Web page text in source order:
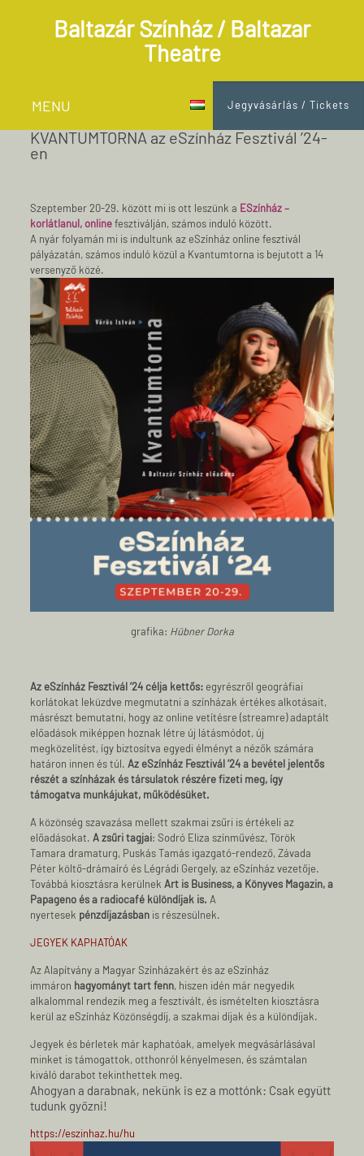
Baltazár Színház / Baltazar
Theatre
MENU Jegyvásárlás / Tickets
KVANTUMTORNA az eSzínház Fesztivál ’24-
en
Szeptember 20-29. között mi is ott leszünk a ESzínház –
korlátlanul, onlinefesztiválján, számos induló között.
A nyár folyamán mi is indultunk az eSzínház online fesztivál
pályázatán, számos induló közül a Kvantumtorna is bejutott a 14
versenyző közé.
grafika: Hübner Dorka
Az eSzínház Fesztivál ’24 célja kettős: egyrészről geográfiai
korlátokat leküzdve megmutatni a színházak értékes alkotásait,
másrészt bemutatni, hogy az online vetítésre (streamre) adaptált
előadások miképpen hoznak létre új látásmódot, új
megközelítést, így biztosítva egyedi élményt a nézők számára
határon innen és túl.Az eSzínház Fesztivál ’24 a bevétel jelentős
részét a színházak és társulatok részére fizeti meg, így
támogatva munkájukat, működésüket.
A közönség szavazása mellett szakmai zsűri is értékeli az
előadásokat.A zsűri tagjai: Sodró Eliza színművész, Török
Tamara dramaturg, Puskás Tamás igazgató-rendező, Závada
Péter költő-drámaíró és Légrádi Gergely, az eSzínház vezetője.
Továbbá kiosztásra kerülnekArt is Business, a Könyves Magazin, a
Papageno és a radiocafé különdíjak is. A
nyertesek pénzdíjazásban is részesülnek.
JEGYEK KAPHATÓAK
Az Alapítvány a Magyar Színházakért és az eSzínház
immáron hagyományt tart fenn, hiszen idén már negyedik
alkalommal rendezik meg a fesztivált, és ismételten kiosztásra
kerül az eSzínház Közönségdíj, a szakmai díjak és a különdíjak.
Jegyek és bérletek már kaphatóak, amelyek megvásárlásával
minket is támogattok, otthonról kényelmesen, és számtalan
kiváló darabot tekinthettek meg.
Ahogyan a darabnak, nekünk is ez a mottónk: Csak együtt
tudunk győzni!
https://eszinhaz.hu/hu